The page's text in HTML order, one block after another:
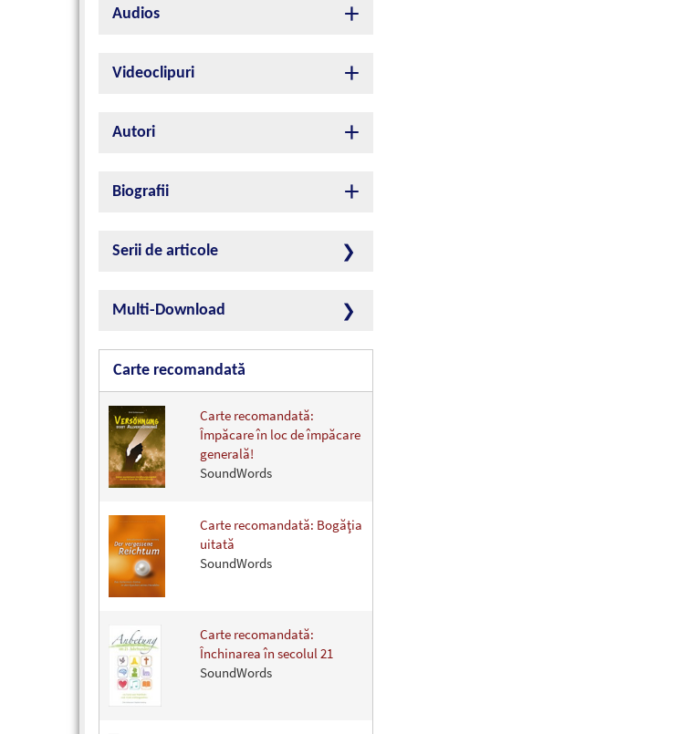
Audios
Videoclipuri
Autori
Biografii
Serii de articole
Multi-Download
Carte recomandată
Carte recomandată:
Împăcare în loc de împăcare
generală!
SoundWords
Carte recomandată: Bogăţia
uitată
SoundWords
Carte recomandată:
Închinarea în secolul 21
SoundWords